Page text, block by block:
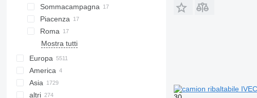
Sommacampagna
Piacenza
Roma
Mostra tutti
Europa
Polonia
Germania
America
USA
Asia
altri